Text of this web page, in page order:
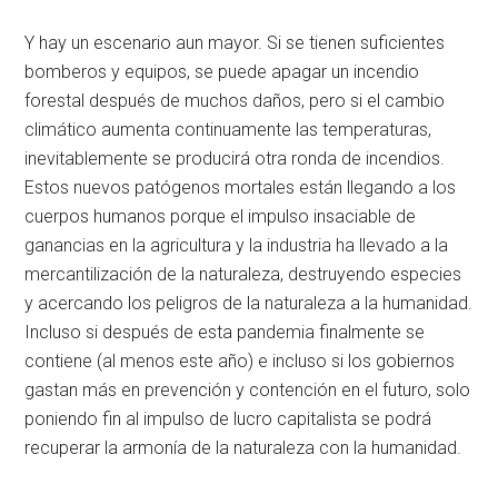
Y hay un escenario aun mayor. Si se tienen suficientes
bomberos y equipos, se puede apagar un incendio
forestal después de muchos daños, pero si el cambio
climático aumenta continuamente las temperaturas,
inevitablemente se producirá otra ronda de incendios.
Estos nuevos patógenos mortales están llegando a los
cuerpos humanos porque el impulso insaciable de
ganancias en la agricultura y la industria ha llevado a la
mercantilización de la naturaleza, destruyendo especies
y acercando los peligros de la naturaleza a la humanidad.
Incluso si después de esta pandemia finalmente se
contiene (al menos este año) e incluso si los gobiernos
gastan más en prevención y contención en el futuro, solo
poniendo fin al impulso de lucro capitalista se podrá
recuperar la armonía de la naturaleza con la humanidad.